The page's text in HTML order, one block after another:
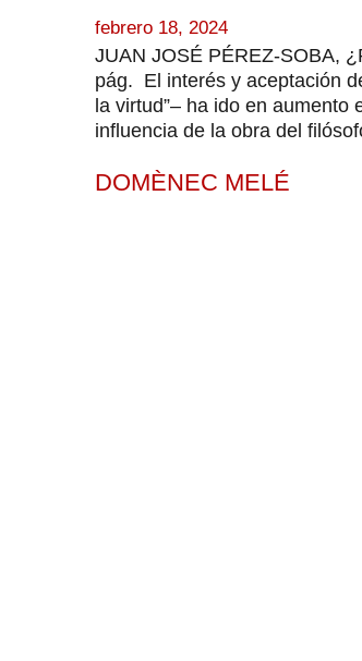
febrero 18, 2024
JUAN JOSÉ PÉREZ-SOBA,
pág. El interés y aceptación
la virtud”– ha ido en aumento
influencia de la obra del
DOMÈNEC MELÉ